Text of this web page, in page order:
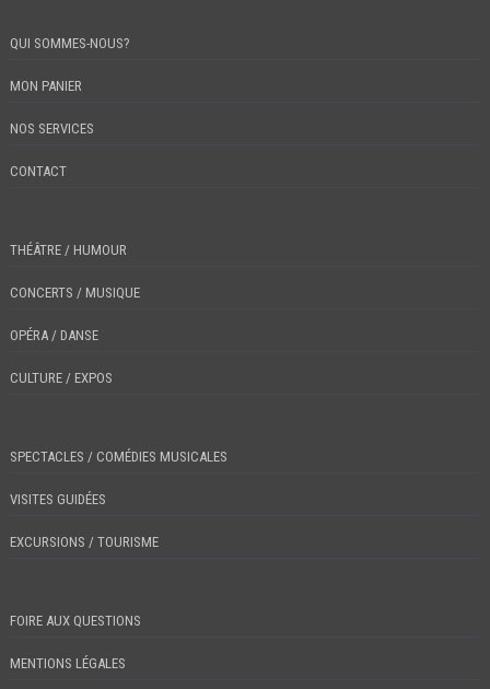
QUI SOMMES-NOUS?
MON PANIER
NOS SERVICES
CONTACT
THÉÂTRE / HUMOUR
CONCERTS / MUSIQUE
OPÉRA / DANSE
CULTURE / EXPOS
SPECTACLES / COMÉDIES MUSICALES
VISITES GUIDÉES
EXCURSIONS / TOURISME
FOIRE AUX QUESTIONS
MENTIONS LÉGALES